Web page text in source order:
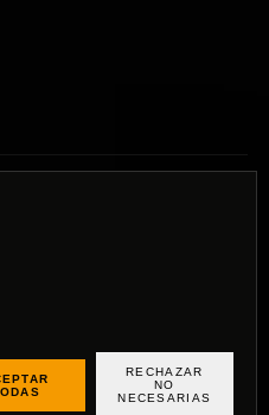
el suelo.
RECHAZAR
NO
NECESARIAS